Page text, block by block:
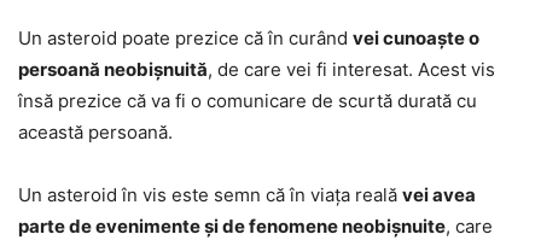
Un asteroid poate prezice că în curând vei cunoaște o
persoană neobișnuită, de care vei fi interesat. Acest vis
însă prezice că va fi o comunicare de scurtă durată cu
această persoană.
Un asteroid în vis este semn că în viața reală vei avea
parte de evenimente și de fenomene neobișnuite, care